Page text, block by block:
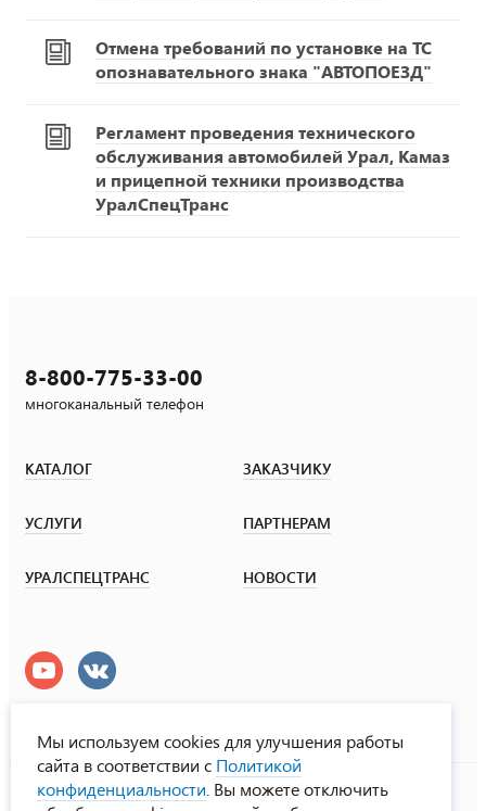
Отмена требований по установке на ТС
опознавательного знака "АВТОПОЕЗД"
Регламент проведения технического
обслуживания автомобилей Урал, Камаз
и прицепной техники производства
УралСпецТранс
8-800-775-33-00
многоканальный телефон
КАТАЛОГ ЗАКАЗЧИКУ
УСЛУГИ ПАРТНЕРАМ
УРАЛСПЕЦТРАНС НОВОСТИ
УралСпецТранс
Мы используем cookies для улучшения работы
сайта в соответствии с Политикой
конфиденциальности . Вы можете отключить